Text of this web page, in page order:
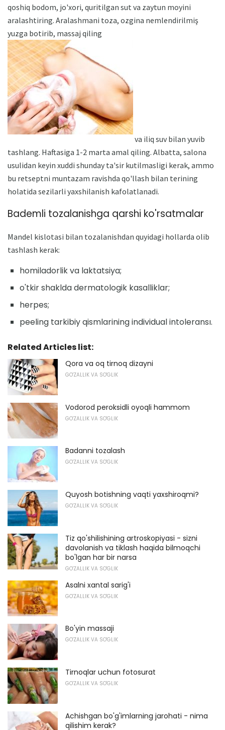
qoshiq bodom, jo'xori, quritilgan sut va zaytun moyini
aralashtiring. Aralashmani toza, ozgina nemlendirilmiş
yuzga botirib, massaj qiling
va iliq suv bilan yuvib
tashlang. Haftasiga 1-2 marta amal qiling. Albatta, salona
usulidan keyin xuddi shunday ta'sir kutilmasligi kerak, ammo
bu retseptni muntazam ravishda qo'llash bilan terining
holatida sezilarli yaxshilanish kafolatlanadi.
Bademli tozalanishga qarshi ko'rsatmalar
Mandel kislotasi bilan tozalanishdan quyidagi hollarda olib
tashlash kerak:
homiladorlik va laktatsiya;
o'tkir shaklda dermatologik kasalliklar;
herpes;
peeling tarkibiy qismlarining individual intoleransı.
Related Articles list:
Qora va oq tirnoq dizayni
GO'ZALLIK VA SO'GLIK
Vodorod peroksidli oyoqli hammom
GO'ZALLIK VA SO'GLIK
Badanni tozalash
GO'ZALLIK VA SO'GLIK
Quyosh botishning vaqti yaxshiroqmi?
GO'ZALLIK VA SO'GLIK
Tiz qo'shilishining artroskopiyasi - sizni
davolanish va tiklash haqida bilmoqchi
bo'lgan har bir narsa
GO'ZALLIK VA SO'GLIK
Asalni xantal sarig'i
GO'ZALLIK VA SO'GLIK
Bo'yin massaji
GO'ZALLIK VA SO'GLIK
Tirnoqlar uchun fotosurat
GO'ZALLIK VA SO'GLIK
Achishgan bo'g'imlarning jarohati - nima
qilishim kerak?